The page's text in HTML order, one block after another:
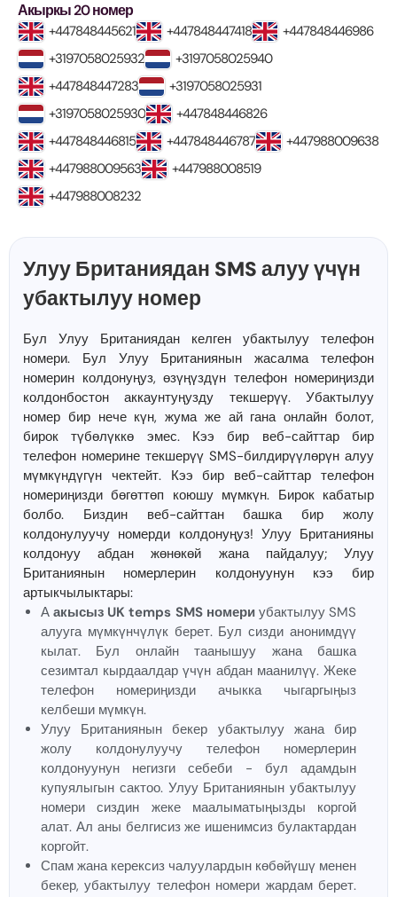
Акыркы 20 номер
+447848445621 +447848447418
+447848446986
+3197058025932
+3197058025940
+447848447283
+3197058025931
+3197058025930
+447848446826
+447848446815
+447848446787
+447988009638
+447988009563
+447988008519
+447988008232
Улуу Британиядан SMS алуу үчүн
убактылуу номер
Бул Улуу Британиядан келген убактылуу телефон
номери. Бул Улуу Британиянын жасалма телефон
номерин колдонуңуз, өзүңүздүн телефон номериңизди
колдонбостон аккаунтуңузду текшерүү. Убактылуу
номер бир нече күн, жума же ай гана онлайн болот,
бирок түбөлүккө эмес. Кээ бир веб-сайттар бир
телефон номерине текшерүү SMS-билдирүүлөрүн алуу
мүмкүндүгүн чектейт. Кээ бир веб-сайттар телефон
номериңизди бөгөттөп коюшу мүмкүн. Бирок кабатыр
болбо. Биздин веб-сайттан башка бир жолу
колдонулуучу номерди колдонуңуз! Улуу Британияны
колдонуу абдан жөнөкөй жана пайдалуу; Улуу
Британиянын номерлерин колдонуунун кээ бир
артыкчылыктары:
Аакысыз UK temps SMS номериубактылуу SMS
алууга мүмкүнчүлүк берет. Бул сизди анонимдүү
кылат. Бул онлайн таанышуу жана башка
сезимтал кырдаалдар үчүн абдан маанилүү. Жеке
телефон номериңизди ачыкка чыгаргыңыз
келбеши мүмкүн.
Улуу Британиянын бекер убактылуу жана бир
жолу колдонулуучу телефон номерлерин
колдонуунун негизги себеби - бул адамдын
купуялыгын сактоо. Улуу Британиянын убактылуу
номери сиздин жеке маалыматыңызды коргой
алат. Ал аны белгисиз же ишенимсиз булактардан
коргойт.
Спам жана керексиз чалуулардын көбөйүшү менен
бекер, убактылуу телефон номери жардам берет.